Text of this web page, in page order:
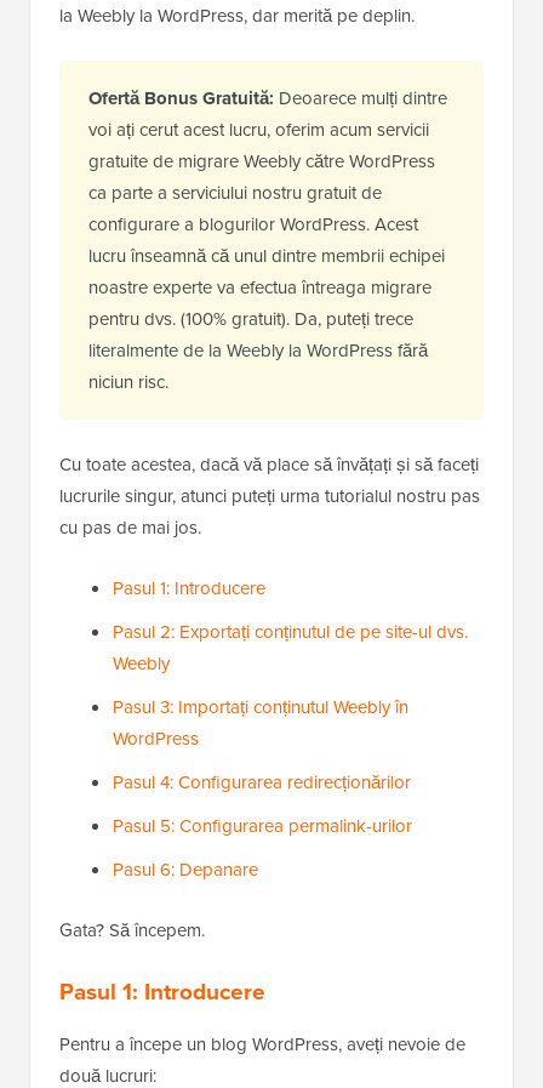
la Weebly la WordPress, dar merită pe deplin.
Ofertă Bonus Gratuită: Deoarece mulți dintre
voi ați cerut acest lucru, oferim acum servicii
gratuite de migrare Weebly către WordPress
ca parte a serviciului nostru gratuit de
configurare a blogurilor WordPress. Acest
lucru înseamnă că unul dintre membrii echipei
noastre experte va efectua întreaga migrare
pentru dvs. (100% gratuit). Da, puteți trece
literalmente de la Weebly la WordPress fără
niciun risc.
Cu toate acestea, dacă vă place să învățați și să faceți
lucrurile singur, atunci puteți urma tutorialul nostru pas
cu pas de mai jos.
Pasul 1: Introducere
Pasul 2: Exportați conținutul de pe site-ul dvs.
Weebly
Pasul 3: Importați conținutul Weebly în
WordPress
Pasul 4: Configurarea redirecționărilor
Pasul 5: Configurarea permalink-urilor
Pasul 6: Depanare
Gata? Să începem.
Pasul 1: Introducere
Pentru a începe un blog WordPress, aveți nevoie de
două lucruri: